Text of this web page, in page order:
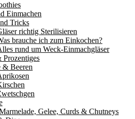
Einmachen
Tricks
richtig Sterilisieren
brauche ich zum Einkochen?
rund um Weck-Einmachgläser
Prozentiges
& Beeren
Gelee, Curds & Chutneys